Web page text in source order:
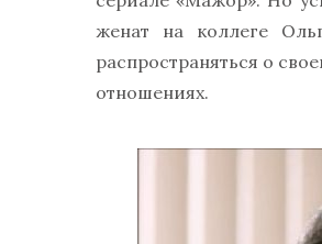
женат на коллеге
распространяться о
отношениях.